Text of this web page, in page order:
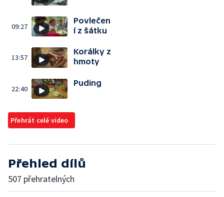
09:27
Povlečen
í z šátku
13:57
Korálky z
hmoty
22:40
Puding
Přehrát celé video
Přehled dílů
507 přehratelných